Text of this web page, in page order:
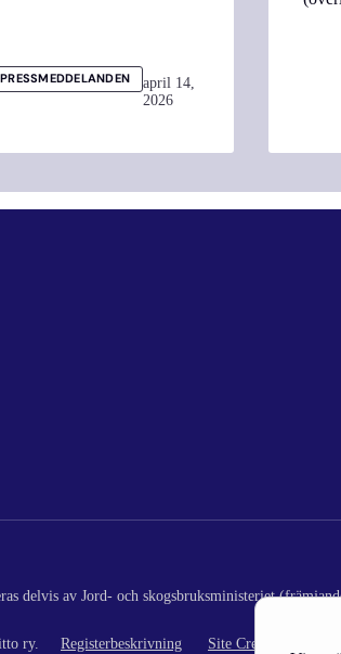
april 14,
2026
delvis av Jord- och skogsbruksministeriet
ry. Registerbeskrivning Site Credits